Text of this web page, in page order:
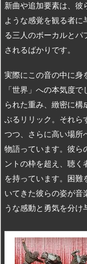
新曲や追加要素は、彼
ような感覚を観る者
る三人のボーカルとパ
されるばかりです。
実際にこの音の中に身
「世界」への本気度
られた重み、緻密に構
ぶるリリック。それら
つつ、さらに高い場所
物語っています。彼ら
ントの枠を超え、聴く
を持っています。困難
いてきた彼らの姿が音
うな感動と勇気を分け